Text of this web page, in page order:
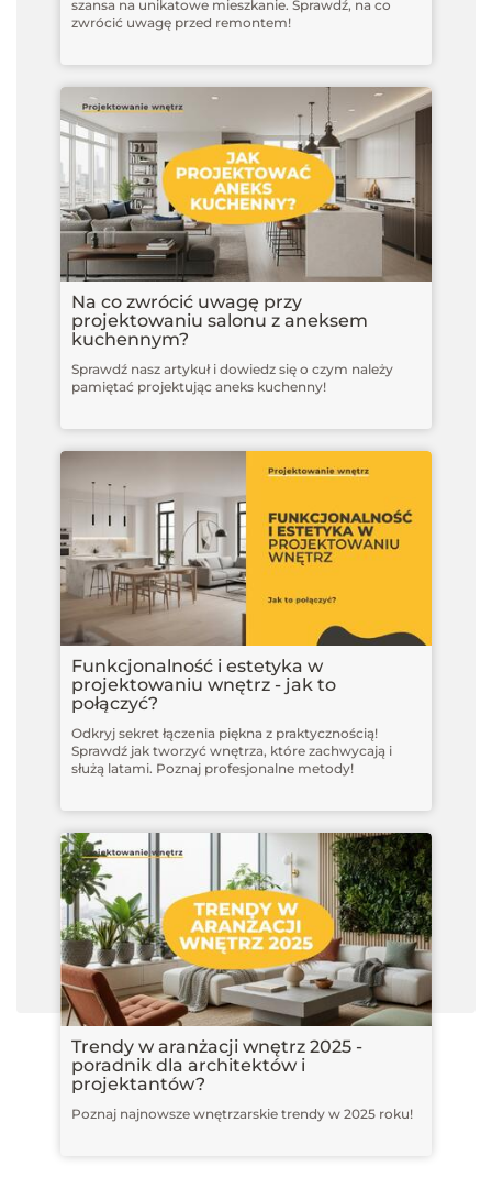
szansa na unikatowe mieszkanie. Sprawdź, na co
zwrócić uwagę przed remontem!
Na co zwrócić uwagę przy
projektowaniu salonu z aneksem
kuchennym?
Sprawdź nasz artykuł i dowiedz się o czym należy
pamiętać projektując aneks kuchenny!
Funkcjonalność i estetyka w
projektowaniu wnętrz - jak to
połączyć?
Odkryj sekret łączenia piękna z praktycznością!
Sprawdź jak tworzyć wnętrza, które zachwycają i
służą latami. Poznaj profesjonalne metody!
Trendy w aranżacji wnętrz 2025 -
poradnik dla architektów i
projektantów?
Poznaj najnowsze wnętrzarskie trendy w 2025 roku!